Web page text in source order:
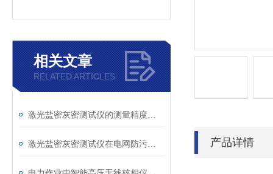
相关文章
RELATED ARTICLES
产品详情